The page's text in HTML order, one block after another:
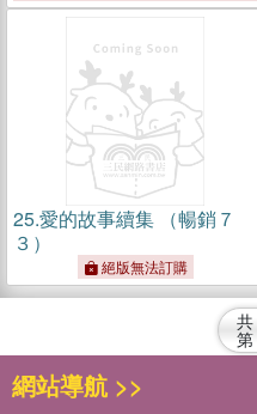
25.愛的故事續集 （暢銷７
３）
絕版無法訂購
共
第
網站導航 >>